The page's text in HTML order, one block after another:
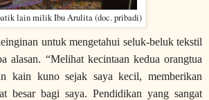
lain milik Ibu Arulita (doc. pribadi)
untuk mengetahui seluk-beluk tekstil
alasan. “Melihat kecintaan kedua orangtua
kain kuno sejak saya kecil, memberikan
besar bagi saya. Pendidikan yang sangat